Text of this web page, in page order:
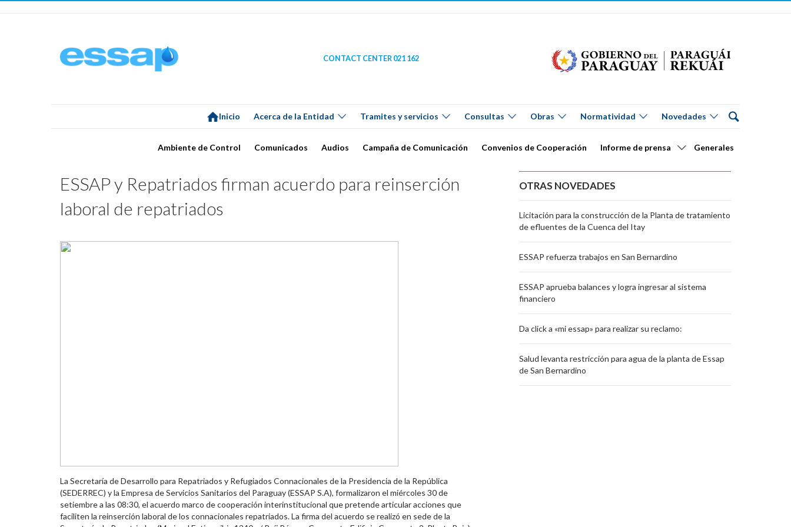
CONTACT CENTER 021 162
Inicio Acerca de la Entidad Tramites y servicios Consultas Obras Normatividad Novedades
Ambiente de Control Comunicados Audios Campaña de Comunicación Convenios de Cooperación Informe de prensa Generales
ESSAP y Repatriados firman acuerdo para reinserción
laboral de repatriados
La Secretaría de Desarrollo para Repatriados y Refugiados Connacionales de la Presidencia de la República
(SEDERREC) y la Empresa de Servicios Sanitarios del Paraguay (ESSAP S.A), formalizaron el miércoles 30 de
setiembre a las 08:30, el acuerdo marco de cooperación interinstitucional que pretende articular acciones que
faciliten la reinserción laboral de los connacionales repatriados. La firma del acuerdo se realizó en sede de la
OTRAS NOVEDADES
Licitación para la construcción de la Planta de tratamiento
de efluentes de la Cuenca del Itay
ESSAP refuerza trabajos en San Bernardino
ESSAP aprueba balances y logra ingresar al sistema
financiero
Da click a «mi essap» para realizar su reclamo:
Salud levanta restricción para agua de la planta de Essap
de San Bernardino